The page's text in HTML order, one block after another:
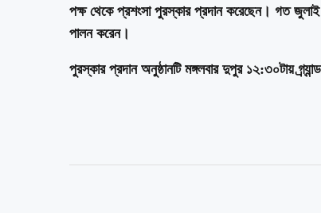
পক্ষ থেকে প্রশংসা পুরস্কার প্রদান করেছেন। গত জুলাই
পালন করেন।
পুরস্কার প্রদান অনুষ্ঠানটি মঙ্গলবার দুপুর ১২:৩০টায়